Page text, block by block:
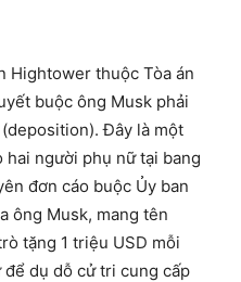
Hightower thuộc Tòa án
buộc ông Musk phải
Đây là một
người phụ nữ tại bang
đơn cáo buộc Ủy ban
ông Musk, mang tên
tặng 1 triệu USD mỗi
dụ dỗ cử tri cung cấp